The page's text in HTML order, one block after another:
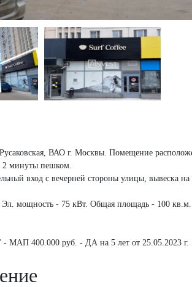
ВАО г. Москвы. Помещение
2 минуты пешком.
вход с вечерней стороны улицы, вывеска на
Эл. мощность - 75 кВт. Общая площадь - 100 кв.м.
МАП 400.000 руб. - ДА на 5 лет от 25.05.2023 г.